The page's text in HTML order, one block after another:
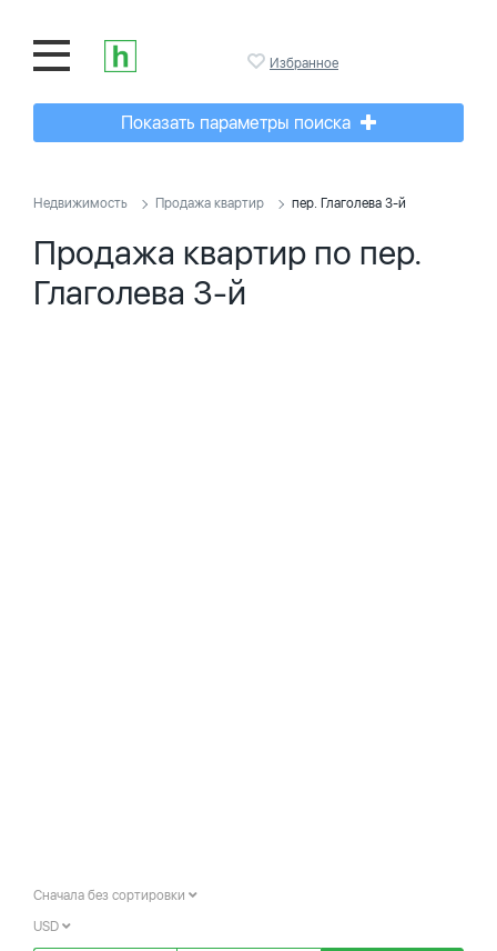
Избранное
Показать параметры поиска
Недвижимость Продажа квартир пер. Глаголева 3-й
Продажа квартир по пер.
Глаголева 3-й
Сначала без сортировки
USD